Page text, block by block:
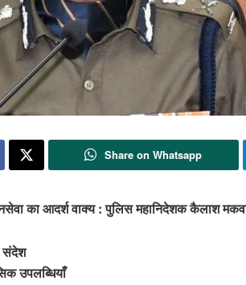
Share on Whatsapp
का आदर्श वाक्‍य : पुलिस महानिदेशक कैलाश
संदेश
उपलब्धियाँ